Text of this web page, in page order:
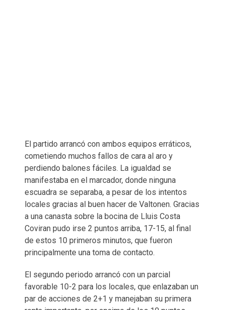
El partido arrancó con ambos equipos erráticos,
cometiendo muchos fallos de cara al aro y
perdiendo balones fáciles. La igualdad se
manifestaba en el marcador, donde ninguna
escuadra se separaba, a pesar de los intentos
locales gracias al buen hacer de Valtonen. Gracias
a una canasta sobre la bocina de Lluis Costa
Coviran pudo irse 2 puntos arriba, 17-15, al final
de estos 10 primeros minutos, que fueron
principalmente una toma de contacto.
El segundo periodo arrancó con un parcial
favorable 10-2 para los locales, que enlazaban un
par de acciones de 2+1 y manejaban su primera